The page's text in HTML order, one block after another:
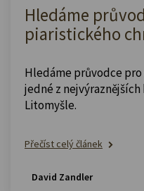
Hledáme
piaristického
Hledáme průvodce
jedné z
Litomyšle.
Přečíst celý článek
David Zandler